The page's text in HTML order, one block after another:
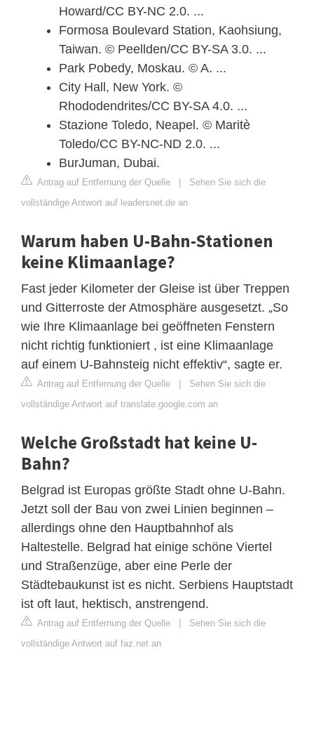
Howard/CC BY-NC 2.0. ...
Formosa Boulevard Station, Kaohsiung,
Taiwan. © Peellden/CC BY-SA 3.0. ...
Park Pobedy, Moskau. © A. ...
City Hall, New York. ©
Rhododendrites/CC BY-SA 4.0. ...
Stazione Toledo, Neapel. © Maritè
Toledo/CC BY-NC-ND 2.0. ...
BurJuman, Dubai.
Antrag auf Entfernung der Quelle | Sehen Sie sich die
vollständige Antwort auf leadersnet.de an
Warum haben U-Bahn-Stationen
keine Klimaanlage?
Fast jeder Kilometer der Gleise ist über Treppen
und Gitterroste der Atmosphäre ausgesetzt. „So
wie Ihre Klimaanlage bei geöffneten Fenstern
nicht richtig funktioniert , ist eine Klimaanlage
auf einem U-Bahnsteig nicht effektiv“, sagte er.
Antrag auf Entfernung der Quelle | Sehen Sie sich die
vollständige Antwort auf translate.google.com an
Welche Großstadt hat keine U-
Bahn?
Belgrad ist Europas größte Stadt ohne U-Bahn.
Jetzt soll der Bau von zwei Linien beginnen –
allerdings ohne den Hauptbahnhof als
Haltestelle. Belgrad hat einige schöne Viertel
und Straßenzüge, aber eine Perle der
Städtebaukunst ist es nicht. Serbiens Hauptstadt
ist oft laut, hektisch, anstrengend.
Antrag auf Entfernung der Quelle | Sehen Sie sich die
vollständige Antwort auf faz.net an